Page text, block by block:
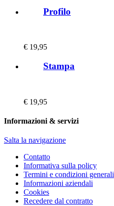
Profilo
€ 19,95
Stampa
€ 19,95
Informazioni & servizi
Salta la navigazione
Contatto
Informativa sulla policy
Termini e condizioni generali
Informazioni aziendali
Cookies
Recedere dal contratto